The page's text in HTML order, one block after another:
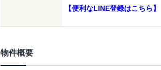
【便利なLINE登録はこちら】
物件概要